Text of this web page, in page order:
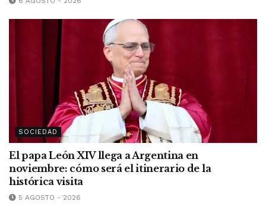
SOCIEDAD
El papa León XIV llega a Argentina en
noviembre: cómo será el itinerario de la
histórica visita
5 AGOSTO - 2026